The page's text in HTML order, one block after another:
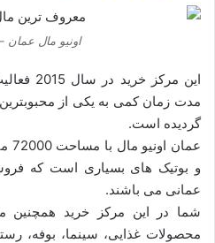
اونیو مال عمان
این
مدت زمان کمی به یکی از
گردیده است.
و بوتیک های بسیاری است که
عمانی می باشند.
شما در این مرکز خرید همچنین
محصولات غذایی، سینما، بوفه،